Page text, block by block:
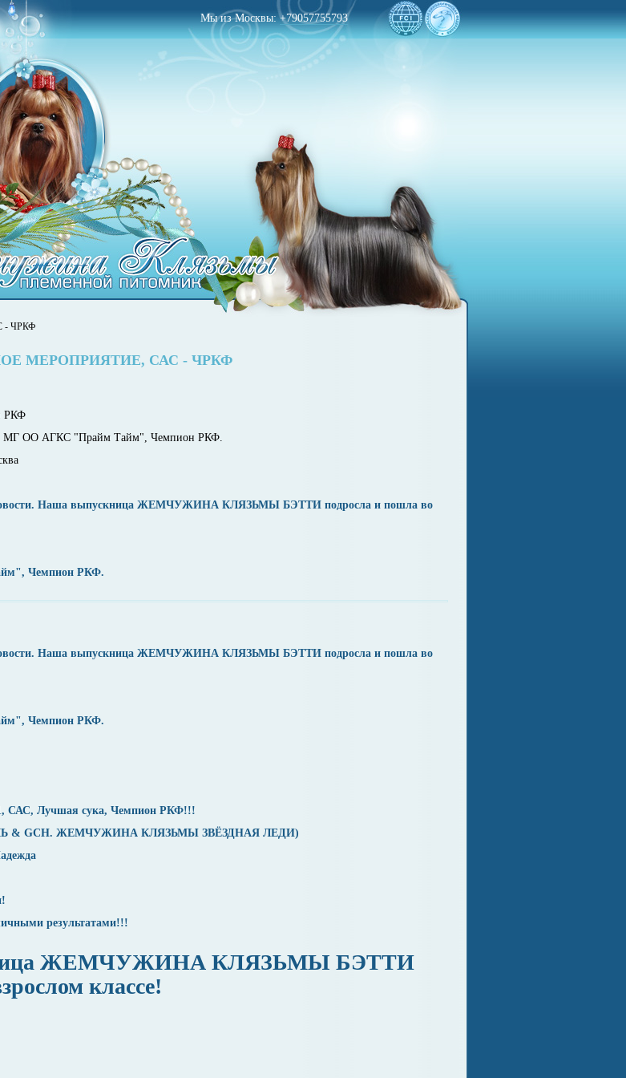
Mы из Москвы:+79057755793
- ЧРКФ
МЕРОПРИЯТИЕ, САС - ЧРКФ
РКФ
МГ ОО АГКС "Прайм Тайм", Чемпион РКФ.
новости. Наша выпускница ЖЕМЧУЖИНА КЛЯЗЬМЫ БЭТТИ подросла и пошла во
Чемпион РКФ.
новости. Наша выпускница ЖЕМЧУЖИНА КЛЯЗЬМЫ БЭТТИ подросла и пошла во
Чемпион РКФ.
Лучшая сука, Чемпион РКФ!!!
GCH. ЖЕМЧУЖИНА КЛЯЗЬМЫ ЗВЁЗДНАЯ ЛЕДИ)
результатами!!!
ЖЕМЧУЖИНА КЛЯЗЬМЫ БЭТТИ
классе!